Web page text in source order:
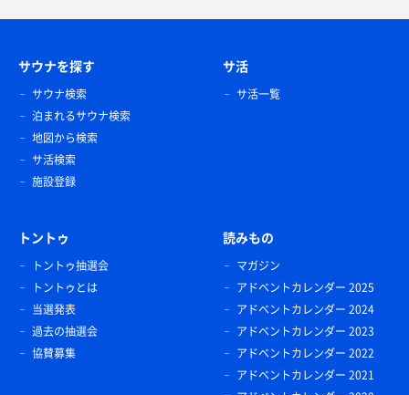
サウナを探す
サウナ検索
泊まれるサウナ検索
地図から検索
サ活検索
施設登録
サ活
サ活一覧
トントゥ
トントゥ抽選会
トントゥとは
当選発表
過去の抽選会
協賛募集
読みもの
マガジン
アドベントカレンダー 2025
アドベントカレンダー 2024
アドベントカレンダー 2023
アドベントカレンダー 2022
アドベントカレンダー 2021